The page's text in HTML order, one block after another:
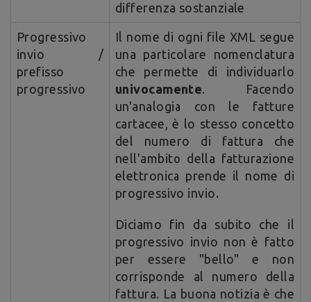
differenza sostanziale
Progressivo
invio /
prefisso
progressivo
Il nome di ogni file XML segue
una particolare nomenclatura
che permette di individuarlo
univocamente. Facendo
un'analogia con le fatture
cartacee, è lo stesso concetto
del numero di fattura che
nell'ambito della fatturazione
elettronica prende il nome di
progressivo invio.
Diciamo fin da subito che il
progressivo invio non è fatto
per essere "bello" e non
corrisponde al numero della
fattura. La buona notizia è che